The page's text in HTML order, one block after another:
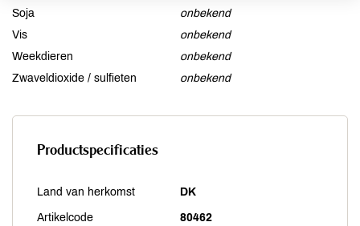
Soja
onbekend
Vis
onbekend
Weekdieren
onbekend
Zwaveldioxide / sulfieten
onbekend
Productspecificaties
Land van herkomst DK
Artikelcode 80462